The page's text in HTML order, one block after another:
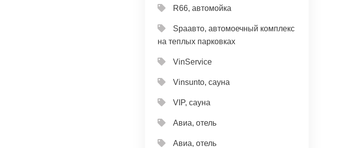
R66, автомойка
Spaавто, автомоечный комплекс
на теплых парковках
VinService
Vinsunto, сауна
VIP, сауна
Авиа, отель
Авиа, отель